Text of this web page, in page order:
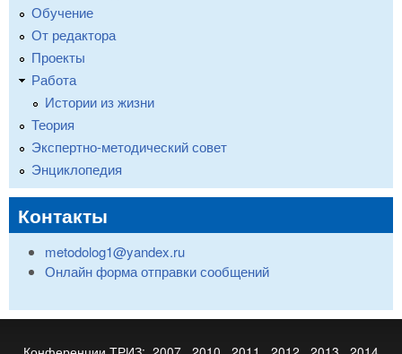
Обучение
От редактора
Проекты
Работа
Истории из жизни
Теория
Экспертно-методический совет
Энциклопедия
Контакты
metodolog1@yandex.ru
Онлайн форма отправки сообщений